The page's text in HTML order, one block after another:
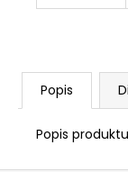
Popis
Popis